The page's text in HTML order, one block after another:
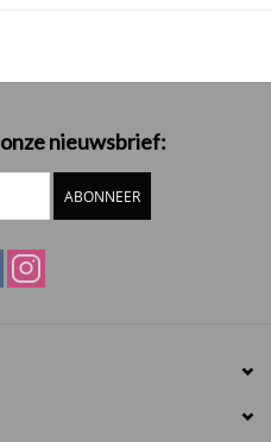
nieuwsbrief:
ABONNEER